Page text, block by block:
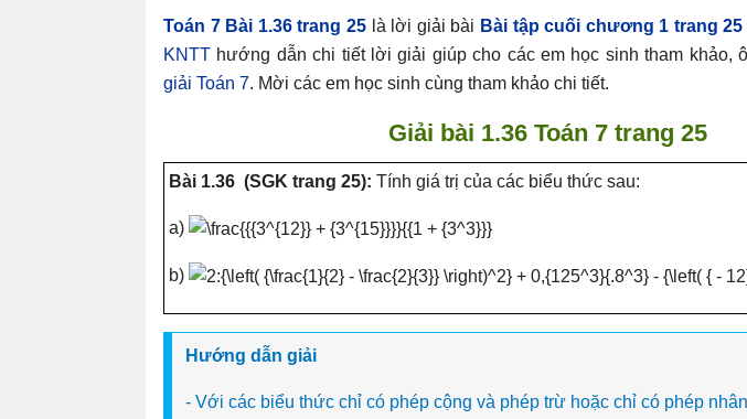
Toán 7 Bài 1.36 trang 25 là lời giải bài Bài tập cuối chương 1 trang 25
KNTT hướng dẫn chi tiết lời giải giúp cho các em học sinh tham khảo,
giải Toán 7. Mời các em học sinh cùng tham khảo chi tiết.
Giải bài 1.36 Toán 7 trang 25
Bài 1.36 (SGK trang 25): Tính giá trị của các biểu thức sau:
a)
b)
Hướng dẫn giải
- Với các biểu thức chỉ có phép cộng và phép trừ hoặc chỉ có phép